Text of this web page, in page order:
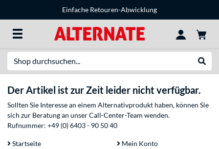
Einfache Retouren-Abwicklung
Der Artikel ist zur Zeit leider nicht verfügbar.
Sollten Sie Interesse an einem Alternativprodukt haben, können Sie
sich zur Beratung an unser Call-Center-Team wenden.
Rufnummer: +49 (0) 6403 - 90 50 40
Startseite Mein Konto